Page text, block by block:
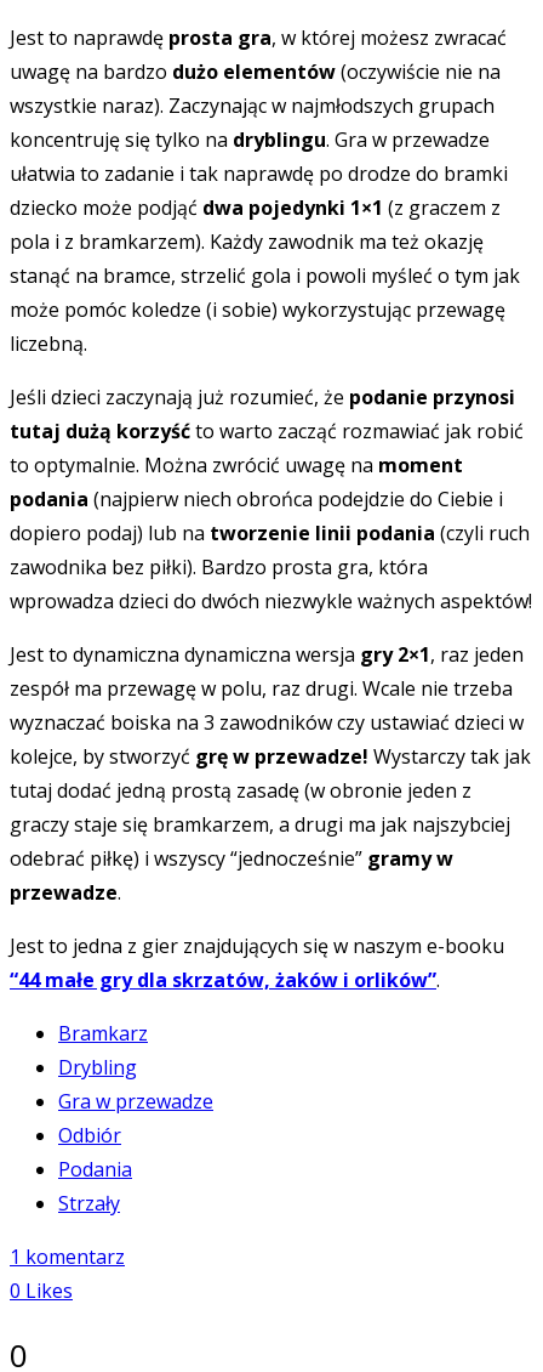
Jest to naprawdę prosta gra, w której możesz zwracać
uwagę na bardzo dużo elementów(oczywiście nie na
wszystkie naraz). Zaczynając w najmłodszych grupach
koncentruję się tylko na dryblingu. Gra w przewadze
ułatwia to zadanie i tak naprawdę po drodze do bramki
dziecko może podjąć dwa pojedynki 1×1 (z graczem z
pola i z bramkarzem). Każdy zawodnik ma też okazję
stanąć na bramce, strzelić gola i powoli myśleć o tym jak
może pomóc koledze (i sobie) wykorzystując przewagę
liczebną.
Jeśli dzieci zaczynają już rozumieć, że podanie przynosi
tutaj dużą korzyśćto warto zacząć rozmawiać jak robić
to optymalnie. Można zwrócić uwagę na moment
podania (najpierw niech obrońca podejdzie do Ciebie i
dopiero podaj) lub na tworzenie linii podania (czyli ruch
zawodnika bez piłki). Bardzo prosta gra, która
wprowadza dzieci do dwóch niezwykle ważnych aspektów!
Jest to dynamiczna dynamiczna wersja gry 2×1, raz jeden
zespół ma przewagę w polu, raz drugi. Wcale nie trzeba
wyznaczać boiska na 3 zawodników czy ustawiać dzieci w
kolejce, by stworzyć grę w przewadze! Wystarczy tak jak
tutaj dodać jedną prostą zasadę (w obronie jeden z
graczy staje się bramkarzem, a drugi ma jak najszybciej
odebrać piłkę) i wszyscy “jednocześnie” gramy w
przewadze.
Jest to jedna z gier znajdujących się w naszym e-booku
“44 małe gry dla skrzatów, żaków i orlików”.
Bramkarz
Drybling
Gra w przewadze
Odbiór
Podania
Strzały
1 komentarz
0 Likes
0